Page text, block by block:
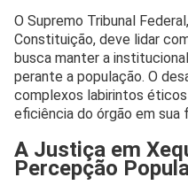
O Supremo Tribunal
Constituição, deve lidar
busca manter a
perante a população. O
complexos labirintos
eficiência do órgão em sua
A Justiça em
Percepção